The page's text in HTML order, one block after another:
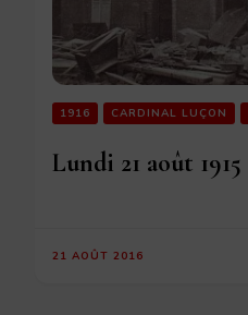
1916 CARDINAL LUÇON
Lundi 21 août 1915
21 AOÛT 2016